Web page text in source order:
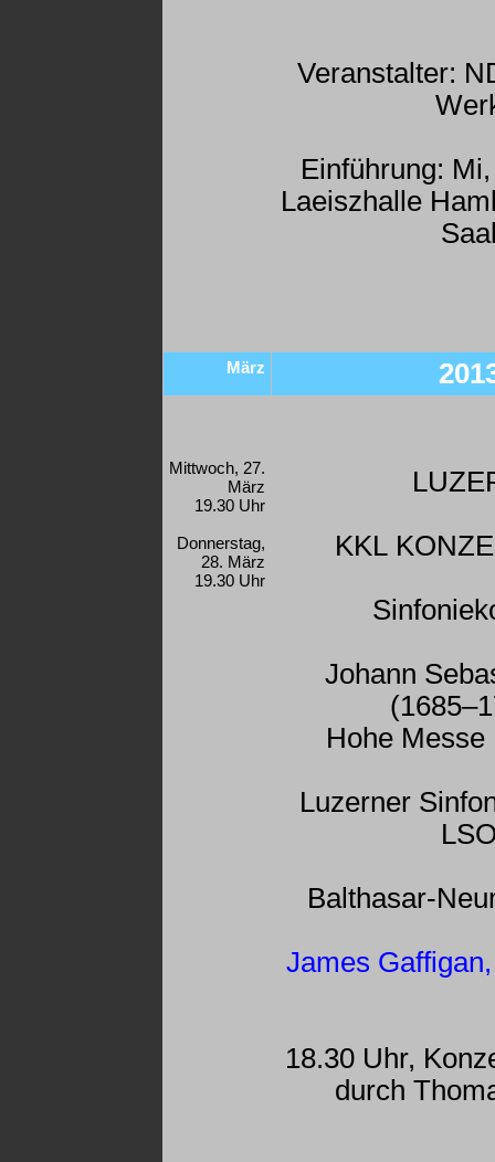
Veranstalter:
Einführung:
Laeiszhalle
März
Mittwoch, 27.
März
19.30 Uhr
Donnerstag,
28. März
19.30 Uhr
KKL
Johann
Hohe Messe
Luzerner
Balthasar-
James
18.30 Uhr,
durch